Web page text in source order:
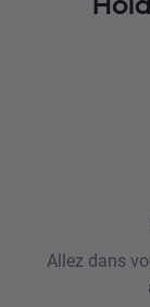
Allez dans